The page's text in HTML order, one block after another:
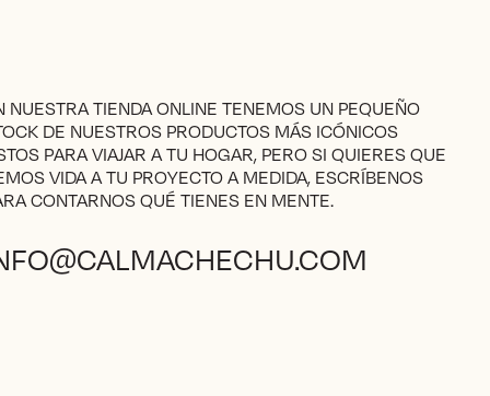
NUESTRA TIENDA ONLINE TENEMOS UN PEQUEÑO
DE NUESTROS PRODUCTOS MÁS ICÓNICOS
PARA VIAJAR A TU HOGAR, PERO SI QUIERES QUE
VIDA A TU PROYECTO A MEDIDA, ESCRÍBENOS
CONTARNOS QUÉ TIENES EN MENTE.